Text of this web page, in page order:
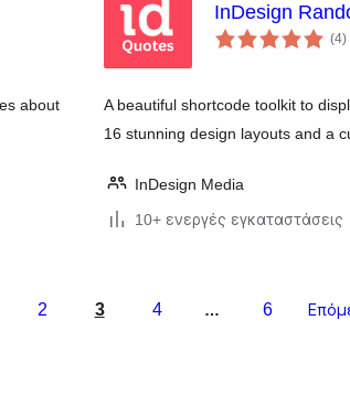
about
InDesign
(4)
A beautiful shortcode toolkit to
16 stunning design layouts and a
InDesign Media
10+ ενεργές εγκαταστάσεις
2 3 4 … 6